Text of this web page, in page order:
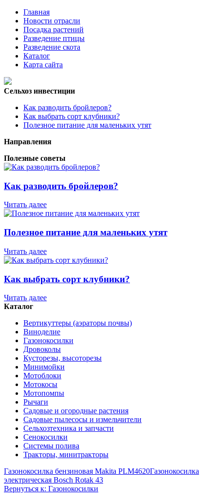
Главная
Новости отрасли
Посадка растений
Разведение птицы
Разведение скота
Каталог
Карта сайта
Сельхоз инвестиции
Как разводить бройлеров?
Как выбрать сорт клубники?
Полезное питание для маленьких утят
Направления
Полезные советы
Как разводить бройлеров?
Читать далее
Полезное питание для маленьких утят
Читать далее
Как выбрать сорт клубники?
Читать далее
Каталог
Вертикуттеры (аэраторы почвы)
Виноделие
Газонокосилки
Дровоколы
Кусторезы, высоторезы
Минимойки
Мотоблоки
Мотокосы
Мотопомпы
Рычаги
Садовые и огородные растения
Садовые пылесосы и измельчители
Сельхозтехника и запчасти
Сенокосилки
Системы полива
Тракторы, минитракторы
Газонокосилка бензиновая Makita PLM4620Газонокосилка
электрическая Bosch Rotak 43
Вернуться к: Газонокосилки